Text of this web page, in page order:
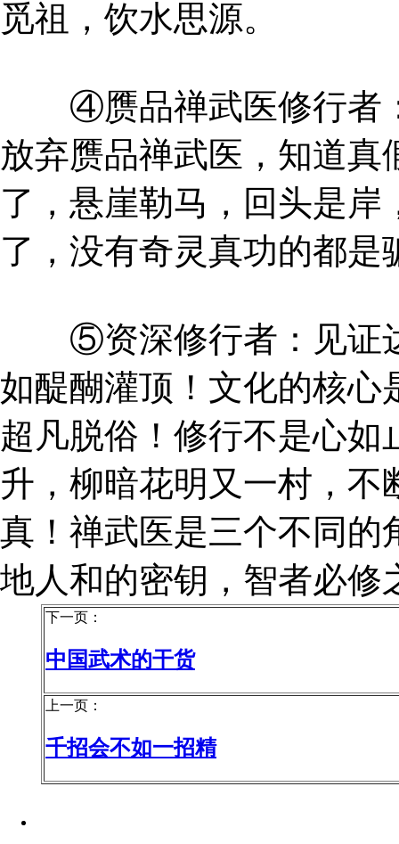
觅祖，饮水思源。
④赝品禅武医修行者：
放弃赝品禅武医，知道
了，悬崖勒马，回头是
了，没有奇灵真功的都是
⑤资深修行者：见证达
如醍醐灌顶！文化的核心
超凡脱俗！修行不是心
升，柳暗花明又一村，
真！禅武医是三个不同的
地人和的密钥，智者必修
下一页：
中国武术的干货
上一页：
千招会不如一招精